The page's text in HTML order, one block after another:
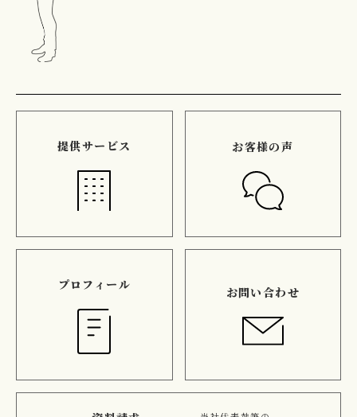
提供サービス お客様の声
プロフィール
お問い合わせ